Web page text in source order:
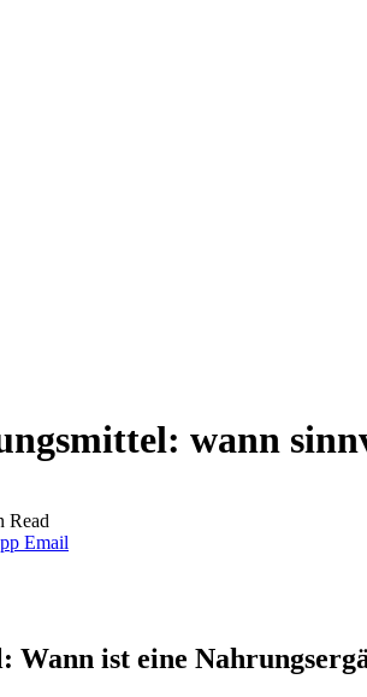
wann
Read
Email
ist eine